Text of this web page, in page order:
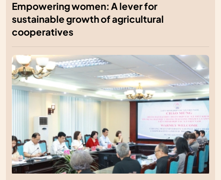
Empowering women: A lever for
sustainable growth of agricultural
cooperatives